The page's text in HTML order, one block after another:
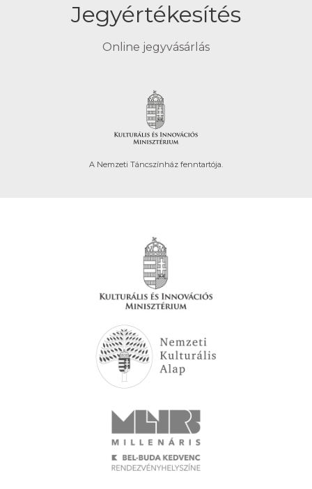
Jegyértékesítés
Online jegyvásárlás
A Nemzeti Táncszínház fenntartója.